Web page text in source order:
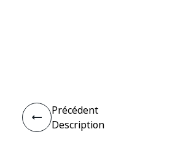
Précédent
Description